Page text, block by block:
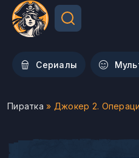
Сериалы
Пиратка » Джокер 2.